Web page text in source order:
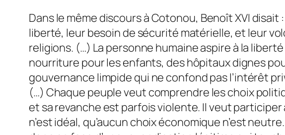
Dans le même discours à Cotonou, Benoît XVI disait :
liberté, leur besoin de sécurité matérielle, et leur
religions. (…) La personne humaine aspire à la
nourriture pour les enfants, des hôpitaux dignes
gouvernance limpide qui ne confond pas l’intérêt
(…) Chaque peuple veut comprendre les choix
et sa revanche est parfois violente. Il veut
n’est idéal, qu’aucun choix économique n’est